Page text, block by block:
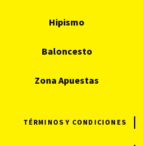
Hipismo
Baloncesto
Zona Apuestas
TÉRMINOS Y CONDICIONES